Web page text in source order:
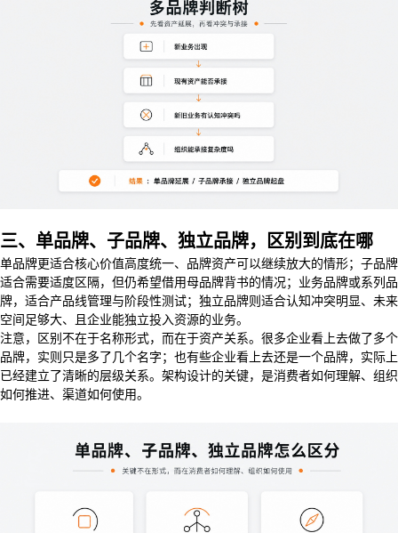
三、单品牌、子品牌、独立品牌，区别到底在哪
单品牌更适合核心价值高度统一、品牌资产可以继续放大的情形；子品牌
适合需要适度区隔，但仍希望借用母品牌背书的情况；业务品牌或系列品
牌，适合产品线管理与阶段性测试；独立品牌则适合认知冲突明显、未来
空间足够大、且企业能独立投入资源的业务。
注意，区别不在于名称形式，而在于资产关系。很多企业看上去做了多个
品牌，实则只是多了几个名字；也有些企业看上去还是一个品牌，实际上
已经建立了清晰的层级关系。架构设计的关键，是消费者如何理解、组织
如何推进、渠道如何使用。